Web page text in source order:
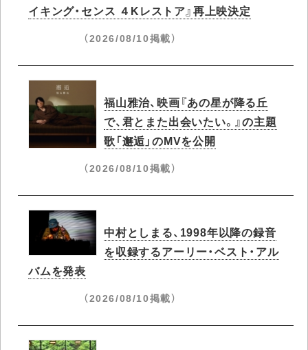
イキング・センス ４Kレストア』再上映決定
（2026/08/10掲載）
福山雅治、映画『あの星が降る丘
で、君とまた出会いたい。』の主題
歌「邂逅」のMVを公開
（2026/08/10掲載）
中村としまる、1998年以降の録音
を収録するアーリー・ベスト・アル
バムを発表
（2026/08/10掲載）